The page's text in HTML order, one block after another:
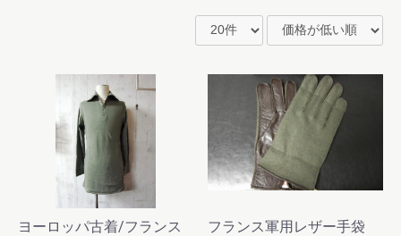
ヨーロッパ古着/フランス
フランス軍用レザー手袋